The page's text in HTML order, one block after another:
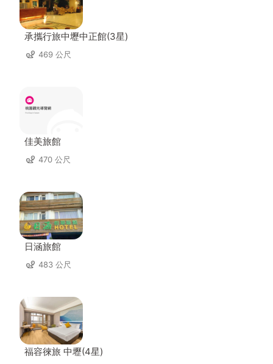
承攜行旅中壢中正館(3星)
469 公尺
佳美旅館
470 公尺
日涵旅館
483 公尺
福容徠旅 中壢(4星)